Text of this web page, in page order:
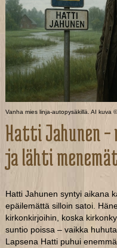
Vanha mies linja-autopysäkillä. AI kuva
Hatti Jahunen
ja lähti
Hatti Jahunen syntyi aikana
epäilemättä silloin satoi.
kirkonkirjoihin, koska
suntio poissa – vaikka
Lapsena Hatti puhui